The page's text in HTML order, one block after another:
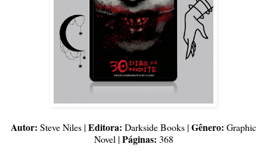
Autor: Steve Niles | Editora: Darkside Books | Gênero: Graphic
Novel | Páginas: 368